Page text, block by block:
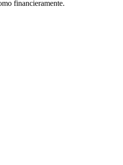
financieramente.